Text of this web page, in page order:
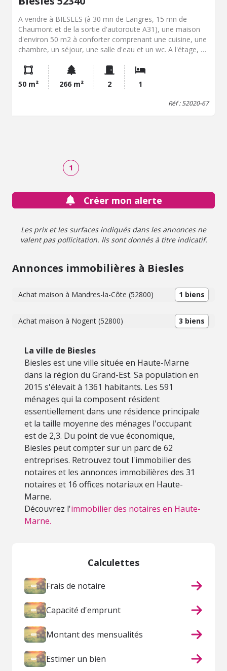
A vendre à BIESLES (à 30 mn de Langres, 15 mn de
Chaumont et de la sortie d'autoroute A31), une maison
d'environ 50 m2 à conforter comprenant une cuisine, une
chambre, un séjour, une salle d'eau et un wc. A l'étage, un
supplémentaire. Idéal pour un investissement locatif, une
première acquisition ou une résidence secondaire! Elle est
dotée églement d'un emplacement de stationnement,
d'un jardin et d'une cave rendant ce bien aussi fonctionnel
50 m² 266 m² 2 1
Réf : 52020-67
1
Créer mon alerte
Les prix et les surfaces indiqués dans les annonces ne
valent pas pollicitation. Ils sont donnés à titre indicatif.
Annonces immobilières à Biesles
Achat maison à Mandres-la-Côte (52800) 1 biens
Achat maison à Nogent (52800) 3 biens
La ville de Biesles
Biesles est une ville située en Haute-Marne
dans la région du Grand-Est. Sa population en
2015 s'élevait à 1361 habitants. Les 591
ménages qui la composent résident
essentiellement dans une résidence principale
et la taille moyenne des ménages l'occupant
est de 2,3. Du point de vue économique,
Biesles peut compter sur un parc de 62
entreprises. Retrouvez tout l'immobilier des
notaires et les annonces immobilières des 31
notaires et 16 offices notariaux en Haute-
Marne.
Découvrez l'immobilier des notaires en Haute-
Marne.
Calculettes
Frais de notaire
Capacité d'emprunt
Montant des mensualités
Estimer un bien